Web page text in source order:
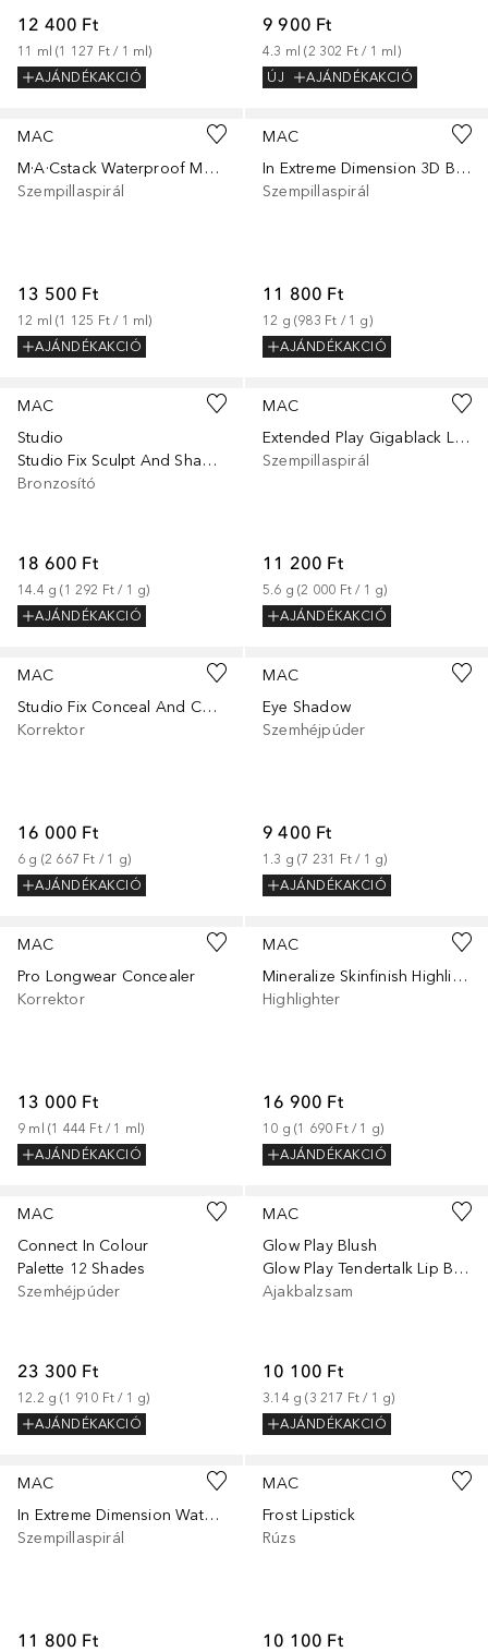
12 400 Ft
11 ml (1 127 Ft / 1 ml)
AJÁNDÉKAKCIÓ
9 900 Ft
4.3 ml (2 302 Ft / 1 ml)
ÚJ
AJÁNDÉKAKCIÓ
MAC
M·A·Cstack Waterproof Mascara
Szempillaspirál
13 500 Ft
12 ml (1 125 Ft / 1 ml)
AJÁNDÉKAKCIÓ
MAC
In Extreme Dimension 3D Black Lash Mascara
Szempillaspirál
11 800 Ft
12 g (983 Ft / 1 g)
AJÁNDÉKAKCIÓ
MAC
Studio
Studio Fix Sculpt And Shape Contour Palette
Bronzosító
18 600 Ft
14.4 g (1 292 Ft / 1 g)
AJÁNDÉKAKCIÓ
MAC
Extended Play Gigablack Lash
Szempillaspirál
11 200 Ft
5.6 g (2 000 Ft / 1 g)
AJÁNDÉKAKCIÓ
MAC
Studio Fix Conceal And Correct Palette
Korrektor
16 000 Ft
6 g (2 667 Ft / 1 g)
AJÁNDÉKAKCIÓ
+3
MAC
Eye Shadow
Szemhéjpúder
9 400 Ft
1.3 g (7 231 Ft / 1 g)
AJÁNDÉKAKCIÓ
+42
MAC
Pro Longwear Concealer
Korrektor
13 000 Ft
9 ml (1 444 Ft / 1 ml)
AJÁNDÉKAKCIÓ
+12
MAC
Mineralize Skinfinish Highlighter
Highlighter
16 900 Ft
10 g (1 690 Ft / 1 g)
AJÁNDÉKAKCIÓ
+2
MAC
Connect In Colour
Palette 12 Shades
Szemhéjpúder
23 300 Ft
12.2 g (1 910 Ft / 1 g)
AJÁNDÉKAKCIÓ
MAC
Glow Play Blush
Glow Play Tendertalk Lip Balm
Ajakbalzsam
10 100 Ft
3.14 g (3 217 Ft / 1 g)
AJÁNDÉKAKCIÓ
+9
MAC
In Extreme Dimension Waterproof Mascara
Szempillaspirál
11 800 Ft
MAC
Frost Lipstick
Rúzs
10 100 Ft
+7